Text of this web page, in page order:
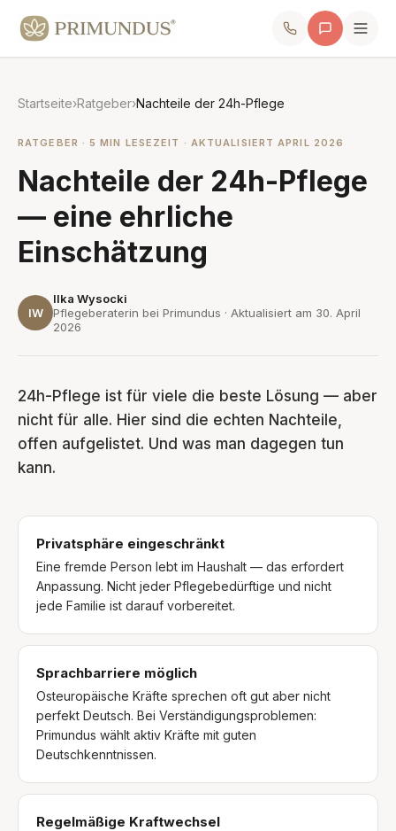
Startseite›Ratgeber›Nachteile der 24h-Pflege
RATGEBER · 5 MIN LESEZEIT · AKTUALISIERT APRIL 2026
Nachteile der 24h-Pflege
— eine ehrliche
Einschätzung
IW
Ilka Wysocki
Pflegeberaterin bei Primundus · Aktualisiert am 30. April
2026
24h-Pflege ist für viele die beste Lösung — aber
nicht für alle. Hier sind die echten Nachteile,
offen aufgelistet. Und was man dagegen tun
kann.
Privatsphäre eingeschränkt
Eine fremde Person lebt im Haushalt — das erfordert
Anpassung. Nicht jeder Pflegebedürftige und nicht
jede Familie ist darauf vorbereitet.
Sprachbarriere möglich
Osteuropäische Kräfte sprechen oft gut aber nicht
perfekt Deutsch. Bei Verständigungsproblemen:
Primundus wählt aktiv Kräfte mit guten
Deutschkenntnissen.
Regelmäßige Kraftwechsel